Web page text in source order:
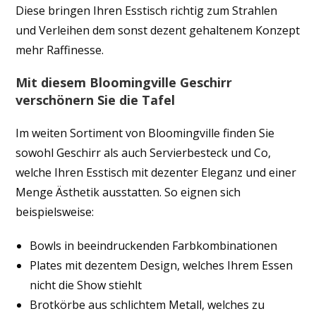
Diese bringen Ihren Esstisch richtig zum Strahlen
und Verleihen dem sonst dezent gehaltenem Konzept
mehr Raffinesse.
Mit diesem Bloomingville Geschirr
verschönern Sie die Tafel
Im weiten Sortiment von Bloomingville finden Sie
sowohl Geschirr als auch Servierbesteck und Co,
welche Ihren Esstisch mit dezenter Eleganz und einer
Menge Ästhetik ausstatten. So eignen sich
beispielsweise:
Bowls in beeindruckenden Farbkombinationen
Plates mit dezentem Design, welches Ihrem Essen
nicht die Show stiehlt
Brotkörbe aus schlichtem Metall, welches zu